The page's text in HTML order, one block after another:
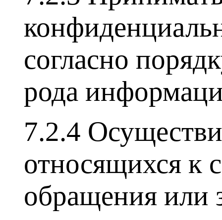
согласно
рода
7.2.4
относящихся к
обращения или